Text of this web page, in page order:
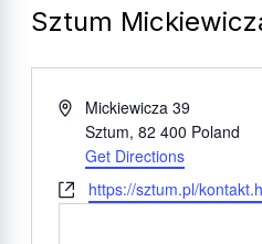
Sztum
AdresMickiewicza 39
Sztum, 82 400 Poland
Get Directions
Stronahttps://sztum.pl/